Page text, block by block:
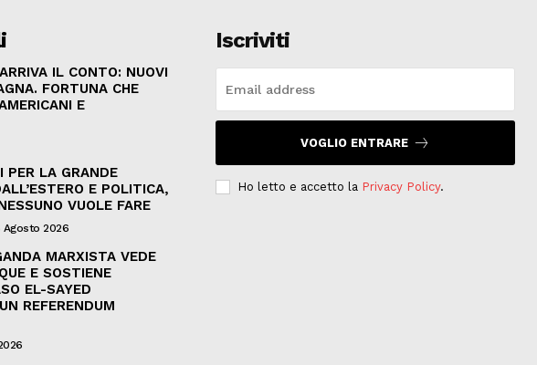
IL CONTO: NUOVI
FORTUNA CHE
E
PER LA GRANDE
E POLITICA,
VUOLE FARE
Agosto 2026
MARXISTA VEDE
E SOSTIENE
EL-SAYED
REFERENDUM
Iscriviti
VOGLIO ENTRARE
Ho letto e accetto la Privacy Policy.